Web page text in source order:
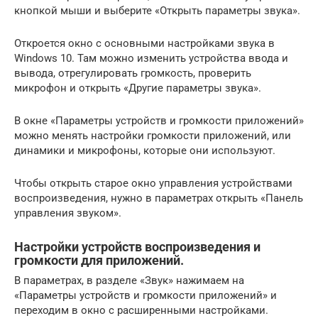
кнопкой мыши и выберите «Открыть параметры звука».
Откроется окно с основными настройками звука в
Windows 10. Там можно изменить устройства ввода и
вывода, отрегулировать громкость, проверить
микрофон и открыть «Другие параметры звука».
В окне «Параметры устройств и громкости приложений»
можно менять настройки громкости приложений, или
динамики и микрофоны, которые они используют.
Чтобы открыть старое окно управления устройствами
воспроизведения, нужно в параметрах открыть «Панель
управления звуком».
Настройки устройств воспроизведения и
громкости для приложений.
В параметрах, в разделе «Звук» нажимаем на
«Параметры устройств и громкости приложений» и
переходим в окно с расширенными настройками.